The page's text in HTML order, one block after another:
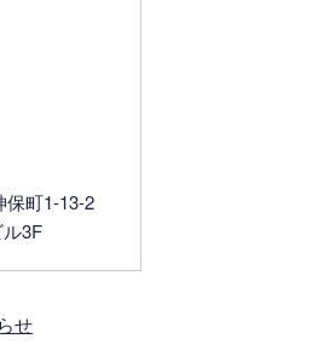
町1-13-2
3F